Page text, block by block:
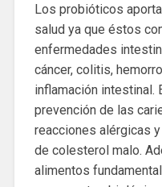
Los probióticos
salud ya que éstos
enfermedades
cáncer, colitis,
inflamación intestinal.
prevención de las
reacciones alérgicas
de colesterol malo.
alimentos